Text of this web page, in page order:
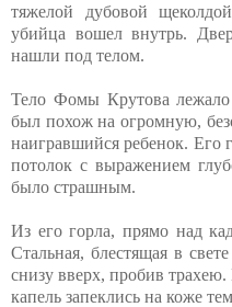
тяжелой дубовой
убийца вошел внутрь.
нашли под телом.
Тело Фомы Крутова
был похож на огромную,
наигравшийся ребенок. Его
потолок с выражением
было страшным.
Из его горла, прямо над
Стальная, блестящая в
снизу вверх, пробив
капель запеклись на коже